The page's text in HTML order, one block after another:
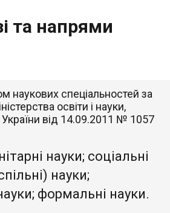
та напрями
наукових спеціальностей за
освіти і науки,
України від 14.09.2011 № 1057
науки; соціальні
науки;
формальні науки.